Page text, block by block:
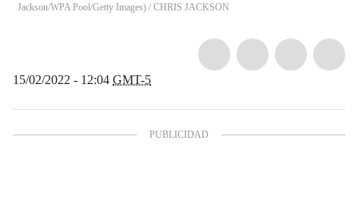
Jackson/WPA Pool/Getty Images) / CHRIS JACKSON
15/02/2022 - 12:04 GMT-5